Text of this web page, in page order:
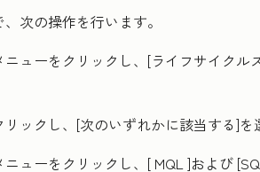
次の操作を行います。
ューをクリックし、[ライフサイクル
ックし、[次のいずれかに該当する]を
ューをクリックし、[ MQL]および